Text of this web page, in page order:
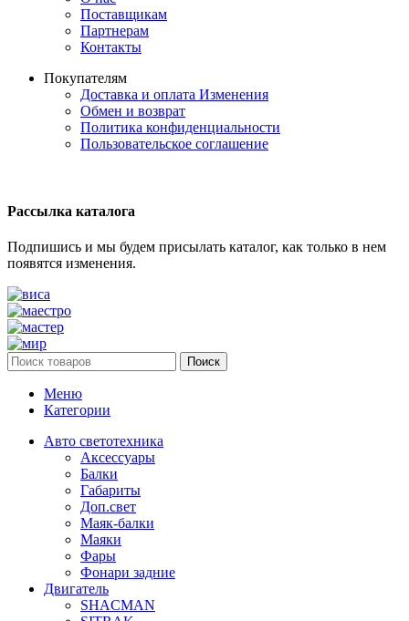
Поставщикам
Партнерам
Контакты
Покупателям
Доставка и оплата Изменения
Обмен и возврат
Политика конфиденциальности
Пользовательское соглашение
Рассылка каталога
Подпишись и мы будем присылать каталог, как только в нем
появятся изменения.
Поиск
Меню
Категории
Авто светотехника
Аксессуары
Балки
Габариты
Доп.свет
Маяк-балки
Маяки
Фары
Фонари задние
Двигатель
SHACMAN